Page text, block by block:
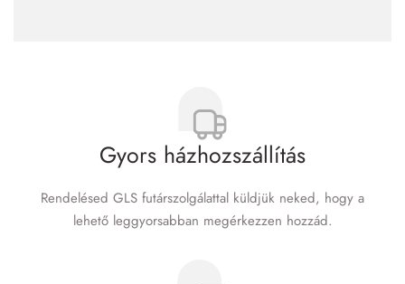
Gyors házhozszállítás
Rendelésed GLS futár­szolgálattal küldjük neked, hogy a
lehető leggyorsabban megérkezzen hozzád.